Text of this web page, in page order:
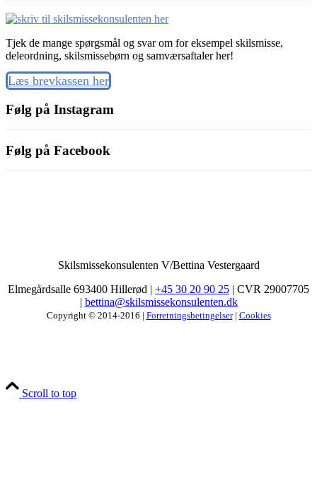
Tjek de mange spørgsmål og svar om for eksempel skilsmisse,
deleordning, skilsmissebørn og samværsaftaler her!
Læs brevkassen her
Følg på Instagram
Følg på Facebook
Skilsmissekonsulenten V/Bettina Vestergaard
Elmegårdsalle 693400 Hillerød | +45 30 20 90 25 | CVR 29007705
| bettina@skilsmissekonsulenten.dk
Copyright © 2014-2016 | Forretningsbetingelser| Cookies
Scroll to top